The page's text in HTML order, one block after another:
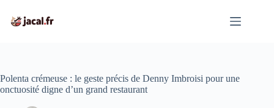
contenu
Polenta crémeuse : le geste précis de Denny Imbroisi pour une
onctuosité digne d’un grand restaurant